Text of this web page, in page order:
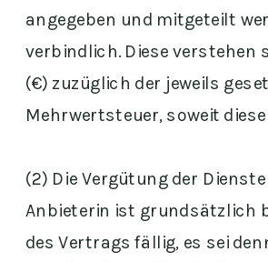
angegeben und mitgeteilt
verbindlich. Diese verstehen
(€) zuzüglich der jeweils
Mehrwertsteuer, soweit
(2) Die Vergütung der
Anbieterin ist grundsätzlich
des Vertrags fällig, es sei